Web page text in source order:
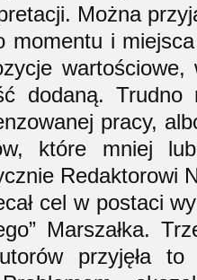
Można
momentu i
dodaną.
pracy,
które mniej
Redaktorowi
cel w postaci
Marszałka.
przyjęła to